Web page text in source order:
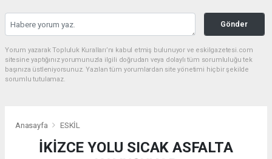
Gönder
Yorum yazarak Topluluk Kuralları’nı kabul etmiş bulunuyor ve eskilgazetesi.com
sitesine yaptığınız yorumunuzla ilgili doğrudan veya dolaylı tüm sorumluluğu tek
başınıza üstleniyorsunuz. Yazılan tüm yorumlardan site yönetimi hiçbir şekilde
sorumlu tutulamaz.
Anasayfa ESKİL
İKİZCE YOLU SICAK ASFALTA